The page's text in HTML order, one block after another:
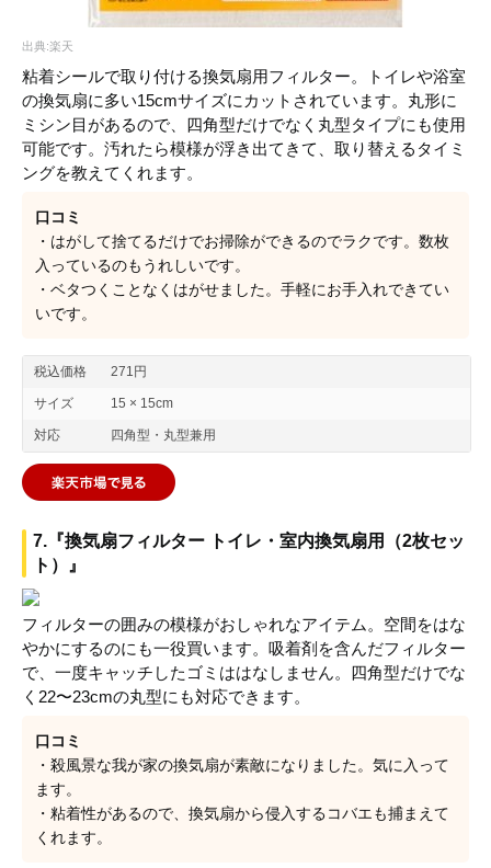
出典:楽天
粘着シールで取り付ける換気扇用フィルター。トイレや浴室
の換気扇に多い15cmサイズにカットされています。丸形に
ミシン目があるので、四角型だけでなく丸型タイプにも使用
可能です。汚れたら模様が浮き出てきて、取り替えるタイミ
ングを教えてくれます。
口コミ
・はがして捨てるだけでお掃除ができるのでラクです。数枚
入っているのもうれしいです。
・ベタつくことなくはがせました。手軽にお手入れできてい
いです。
税込価格 271円
サイズ 15 × 15cm
対応 四角型・丸型兼用
7.『換気扇フィルター トイレ・室内換気扇用（2枚セッ
ト）』
フィルターの囲みの模様がおしゃれなアイテム。空間をはな
やかにするのにも一役買います。吸着剤を含んだフィルター
で、一度キャッチしたゴミははなしません。四角型だけでな
く22〜23cmの丸型にも対応できます。
口コミ
・殺風景な我が家の換気扇が素敵になりました。気に入って
ます。
・粘着性があるので、換気扇から侵入するコバエも捕まえて
くれます。